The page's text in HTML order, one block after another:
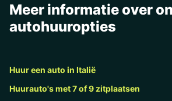
Meer informatie over
autohuuropties
Huur een auto in Italië
Huurauto's met 7 of 9 zitplaatsen